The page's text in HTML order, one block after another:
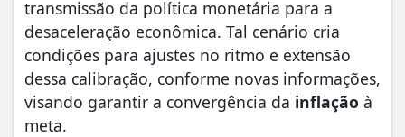
transmissão da política monetária para a
desaceleração econômica. Tal cenário cria
condições para ajustes no ritmo e extensão
dessa calibração, conforme novas informações,
visando garantir a convergência da inflação à
meta.